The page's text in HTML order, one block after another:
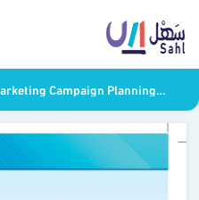
The Marketing Concept - Marketing Campaign Planning - ثالث ثانوي